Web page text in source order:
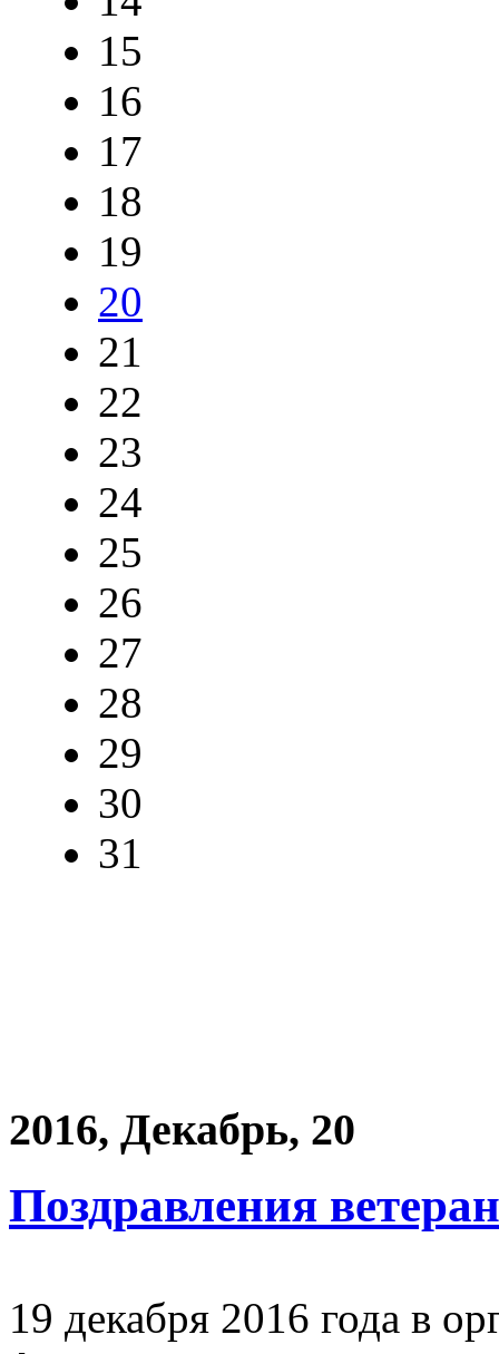
15
16
17
18
19
20
21
22
23
24
25
26
27
28
29
30
31
2016, Декабрь, 20
Поздравления
19 декабря 2016 года в